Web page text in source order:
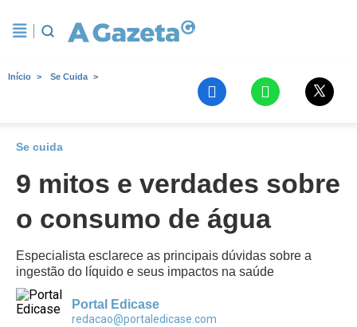
Início Se Cuida
Se cuida
9 mitos e verdades sobre
o consumo de água
Especialista esclarece as principais dúvidas sobre a
ingestão do líquido e seus impactos na saúde
Portal Edicase
redacao@portaledicase.com